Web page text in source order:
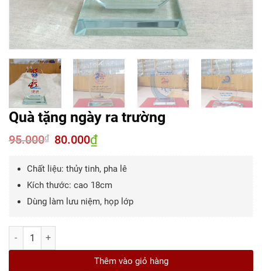
Quà tặng ngày ra trường
95.000₫
Giá
gốc
80.000₫Giá
80.000₫.
Chất liệu: thủy tinh, pha lê
Kích thước: cao 18cm
Dùng làm lưu niệm, họp lớp
Số lượng
Thêm vào giỏ hàng